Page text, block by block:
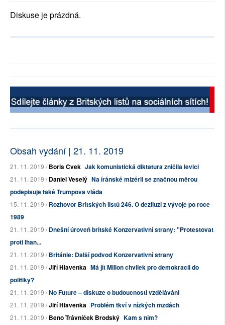
Diskuse je prázdná.
Obsah vydání | 21. 11. 2019
21. 11. 2019 /Boris Cvek Jak komunistická diktatura zničila levici
21. 11. 2019 /Daniel Veselý Na íránské mizérii se značnou měrou
podepisuje také Trumpova vláda
15. 11. 2019 /Rozhovor Britských listů 246. O deziluzi z vývoje po roce
1989
21. 11. 2019 /Dnešní úroveň britské Konzervativní strany: "Protestovat
proti lhan...
21. 11. 2019 /Británie: Další podvod Konzervativní strany
21. 11. 2019 /Jiří Hlavenka Má jít Milion chvilek pro demokracii do
politiky?
21. 11. 2019 /No Future – diskuze o budoucnosti vzdělávání
21. 11. 2019 /Jiří Hlavenka Problém tkví v nízkých mzdách
21. 11. 2019 /Beno Trávníček Brodský Kam s ním?